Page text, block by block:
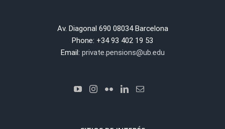
Av. Diagonal 690 08034 Barcelona
Phone: +34 93 402 19 53
Email: private.pensions@ub.edu